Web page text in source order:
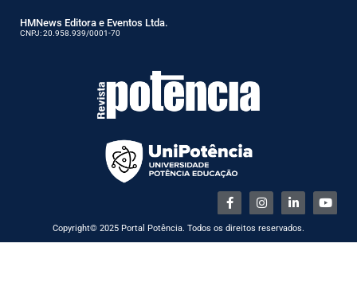
HMNews Editora e Eventos Ltda.
CNPJ: 20.958.939/0001-70
Copyright© 2025 Portal Potência. Todos os direitos reservados.